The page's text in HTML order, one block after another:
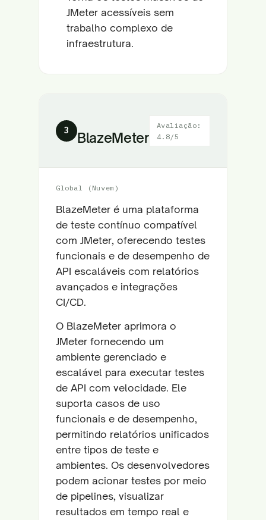
JMeter acessíveis sem
trabalho complexo de
infraestrutura.
3 BlazeMeter
Avaliação:
4.8/5
Global (Nuvem)
BlazeMeter é uma plataforma
de teste contínuo compatível
com JMeter, oferecendo testes
funcionais e de desempenho de
API escaláveis com relatórios
avançados e integrações
CI/CD.
O BlazeMeter aprimora o
JMeter fornecendo um
ambiente gerenciado e
escalável para executar testes
de API com velocidade. Ele
suporta casos de uso
funcionais e de desempenho,
permitindo relatórios unificados
entre tipos de teste e
ambientes. Os desenvolvedores
podem acionar testes por meio
de pipelines, visualizar
resultados em tempo real e